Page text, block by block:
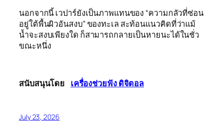
นอกจากนี้ เวปาร์ยังเป็นภาพแทนของ “ความกลัวที่ซ่อน
อยู่ใต้พื้นผิวอันสงบ” ของทะเล สะท้อนแนวคิดที่ว่าแม้
น้ำจะสงบเพียงใด ก็สามารถกลายเป็นหายนะได้ในชั่ว
ขณะหนึ่ง
สนับสนุนโดย เครื่องช่วยฟัง ดิจิตอล
July 23, 2026